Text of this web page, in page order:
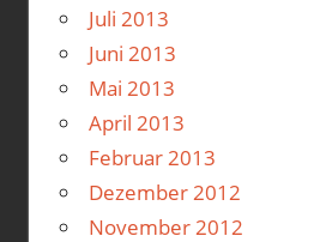
Juli 2013
Juni 2013
Mai 2013
April 2013
Februar 2013
Dezember 2012
November 2012